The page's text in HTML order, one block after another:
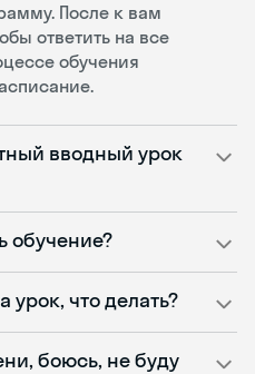
После к вам
ответить на все
обучения
вводный урок
обучение?
урок, что делать?
боюсь, не буду